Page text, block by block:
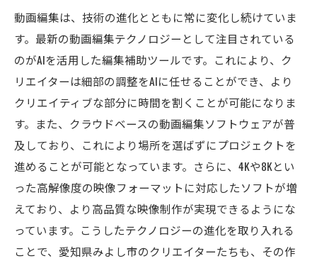
動画編集は、技術の進化とともに常に変化し続けていま
す。最新の動画編集テクノロジーとして注目されている
のがAIを活用した編集補助ツールです。これにより、ク
リエイターは細部の調整をAIに任せることができ、より
クリエイティブな部分に時間を割くことが可能になりま
す。また、クラウドベースの動画編集ソフトウェアが普
及しており、これにより場所を選ばずにプロジェクトを
進めることが可能となっています。さらに、4Kや8Kとい
った高解像度の映像フォーマットに対応したソフトが増
えており、より高品質な映像制作が実現できるようにな
っています。こうしたテクノロジーの進化を取り入れる
ことで、愛知県みよし市のクリエイターたちも、その作